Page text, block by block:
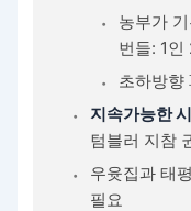
농부가
번들: 1
초하방향
지속가능한
텀블러 지참
우윳집과 태
필요